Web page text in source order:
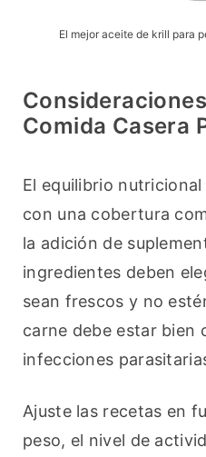
El mejor aceite de krill para
Comida Casera
El equilibrio
con una cobertura
la adición de
ingredientes deben
sean frescos y no
carne debe estar bien
infecciones
Ajuste las recetas en
peso, el nivel de